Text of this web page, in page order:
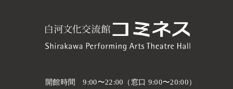
開館時間
9:00〜22:00（窓口 9:00〜20:00）